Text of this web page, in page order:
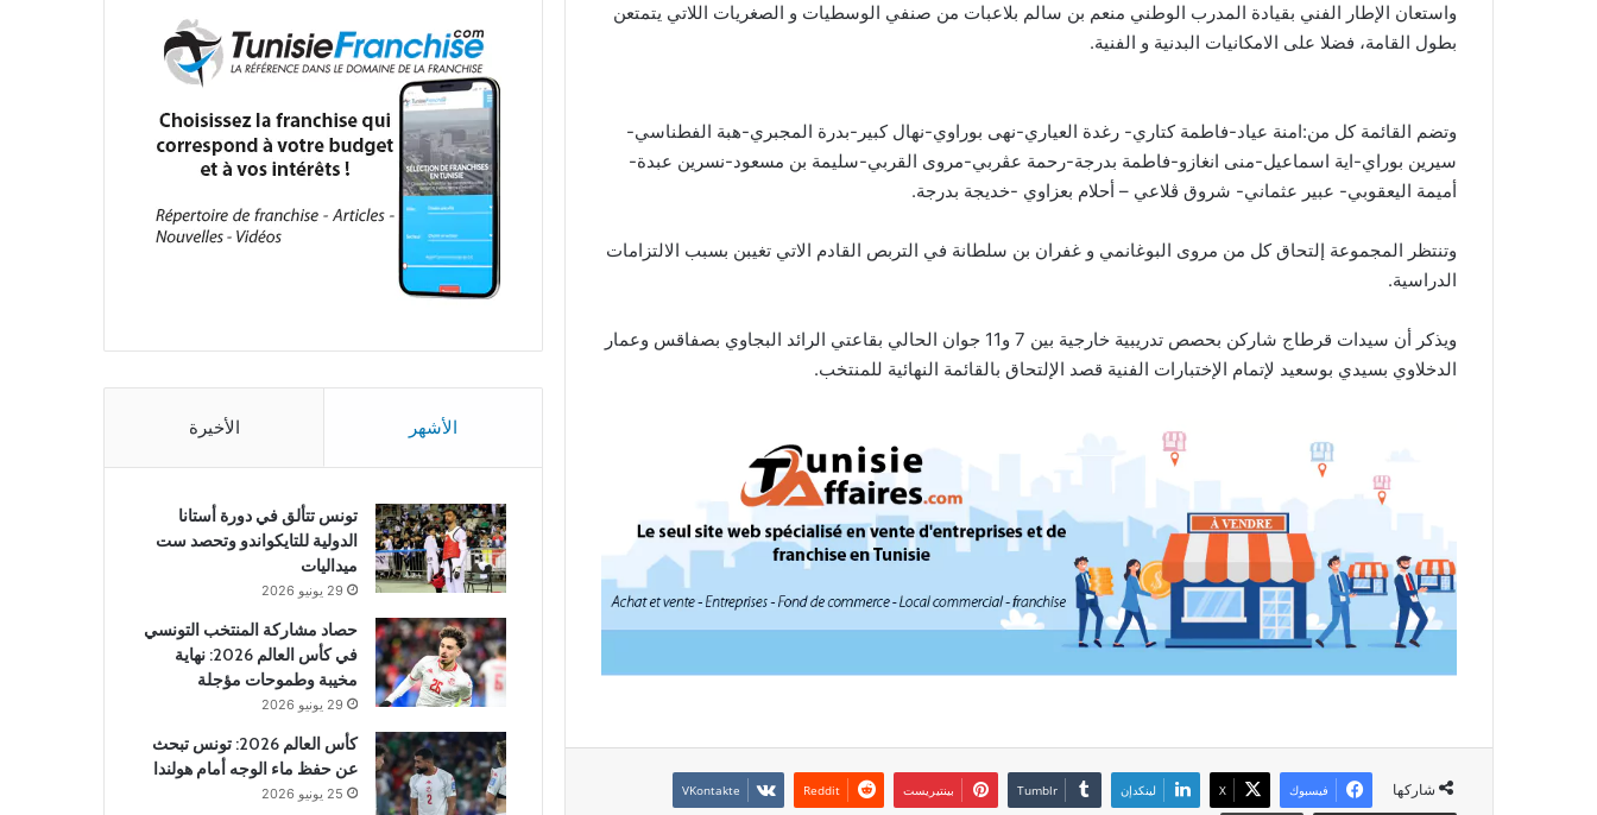
واستعان الإطار الفني بقيادة المدرب الوطني منعم بن سالم بلاعبات من صنفي الوسطيات و الصغريات اللاتي يتمتعن
بطول القامة، فضلا على الامكانيات البدنية و الفنية.
وتضم القائمة كل من:امنة عياد-فاطمة كتاري- رغدة العياري-نهى بوراوي-نهال كبير-بدرة المجبري-هبة الفطناسي-
سيرين بوراي-اية اسماعيل-منى انغازو-فاطمة بدرجة-رحمة عڨربي-مروى القربي-سليمة بن مسعود-نسرين عبدة-
أميمة اليعقوبي- عبير عثماني- شروق ڨلاعي – أحلام بعزاوي -خديجة بدرجة.
وتنتظر المجموعة إلتحاق كل من مروى البوغانمي و غفران بن سلطانة في التربص القادم الاتي تغيبن بسبب الالتزامات
الدراسية.
ويذكر أن سيدات قرطاج شاركن بحصص تدريبية خارجية بين 7 و11 جوان الحالي بقاعتي الرائد البجاوي بصفاقس وعمار
الدخلاوي بسيدي بوسعيد لإتمام الإختبارات الفنية قصد الإلتحاق بالقائمة النهائية للمنتخب.
شاركها فيسبوك ‫X لينكدإن بينتيريست
الأشهر الأخيرة
تونس تتألق في دورة أستانا
الدولية للتايكواندو وتحصد ست
ميداليات
29 يونيو 2026
حصاد مشاركة المنتخب التونسي
في كأس العالم 2026: نهاية
مخيبة وطموحات مؤجلة
29 يونيو 2026
كأس العالم 2026: تونس تبحث
عن حفظ ماء الوجه أمام هولندا
25 يونيو 2026